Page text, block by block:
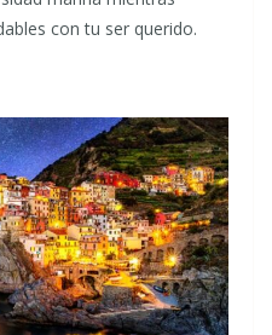
con tu ser querido.